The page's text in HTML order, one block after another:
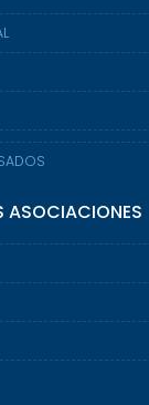
ASOCIACIONES